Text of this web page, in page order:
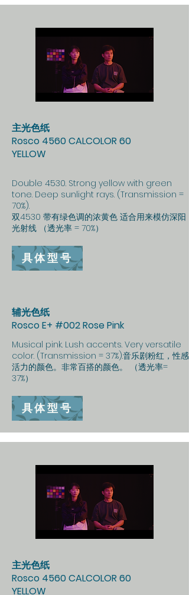
主光色纸
Rosco 4560 CALCOLOR 60
YELLOW
Double 4530. Strong yellow with green
tone. Deep sunlight rays. (Transmission =
70%).
双4530 带有绿色调的浓黄色 适合用来模仿深阳
光射线 （透光率 = 70%）
具体型号
辅光色纸
Rosco E+ #002 Rose Pink
Musical pink. Lush accents. Very versatile
color. (Transmission = 37%).音乐剧粉红，性感
活力的颜色。非常百搭的颜色。 （透光率=
37%）
具体型号
主光色纸
Rosco 4560 CALCOLOR 60
YELLOW